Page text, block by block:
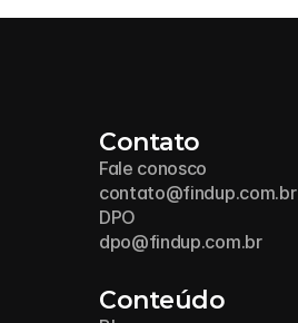
Contato
Fale conosco
contato@findup.com.br
DPO
dpo@findup.com.br
Conteúdo